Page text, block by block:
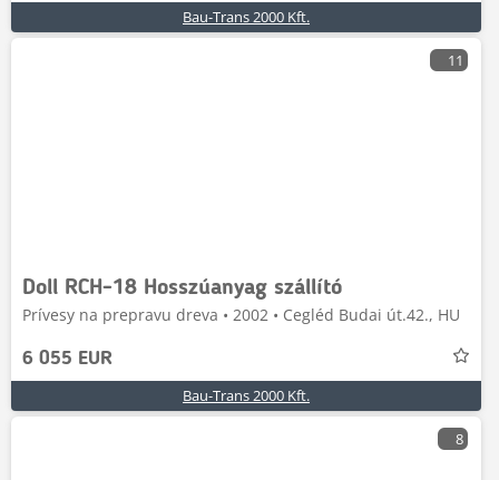
Bau-Trans 2000 Kft.
11
Doll RCH-18 Hosszúanyag szállító
Prívesy na prepravu dreva • 2002 • Cegléd Budai út.42., HU
6 055 EUR
Bau-Trans 2000 Kft.
8